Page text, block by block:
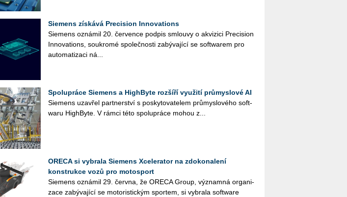
Siemens získává Precision Innovations
Sie­mens ozná­mil 20. čer­ven­ce pod­pis smlou­vy o akvi­zi­ci Pre­ci­si­on
In­no­vati­ons, sou­kro­mé spo­leč­nos­ti za­bý­va­jí­cí se soft­warem pro
au­to­ma­ti­za­ci ná­...
Spolupráce Siemens a HighByte rozšíří využití průmyslové AI
Sie­mens uza­vřel part­ner­ství s po­sky­to­va­te­lem prů­mys­lo­vé­ho soft­
wa­ru HighBy­te. V rámci této spo­lu­prá­ce mohou z...
ORECA si vybrala Siemens Xcelerator na zdokonalení
konstrukce vozů pro motosport
Sie­mens ozná­mil 29. červ­na, že ORE­CA Group, vý­znam­ná or­ga­ni­
za­ce za­bý­va­jí­cí se mo­to­ris­tic­kým spor­tem, si vy­bra­la soft­ware